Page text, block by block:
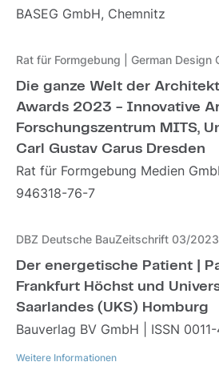
BASEG GmbH, Chemnitz
Rat für Formgebung | German Design
Die ganze Welt der
Awards 2023 - Innovative
Forschungszentrum MITS,
Carl Gustav Carus Dresden
Rat für Formgebung Medien
946318-76-7
DBZ Deutsche BauZeitschrift 03/2023
Der energetische Patient |
Frankfurt Höchst und
Saarlandes (UKS) Homburg
Bauverlag BV GmbH | ISSN
Weitere Informationen